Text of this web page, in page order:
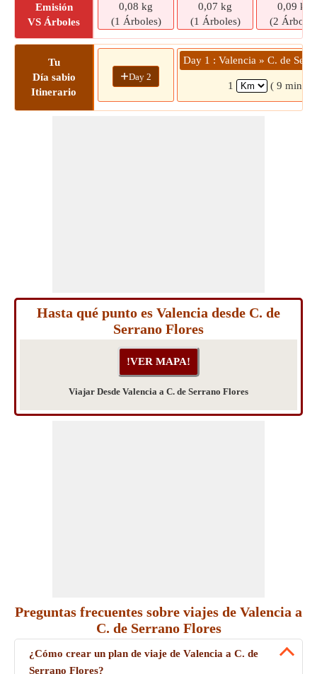
Emisión
VS Árboles
0,08 kg
(1 Árboles)
0,07 kg
(1 Árboles)
0,09 kg
(2
Tu
Día sabio
Itinerario
+Day 2
Day 1 : Valencia » C. de
1 ( 9 mins)
Hasta qué punto es Valencia desde C. de
Serrano Flores
Viajar Desde Valencia a C. de Serrano Flores
Preguntas frecuentes sobre viajes de Valencia a
C. de Serrano Flores
¿Cómo crear un plan de viaje de Valencia a C. de
Serrano Flores?